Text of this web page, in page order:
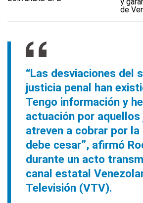
de
“Las desviaciones del
justicia penal han
Tengo información y
actuación por aquellos
atreven a cobrar por
debe cesar”, afirmó
durante un acto
canal estatal
Televisión (VTV).